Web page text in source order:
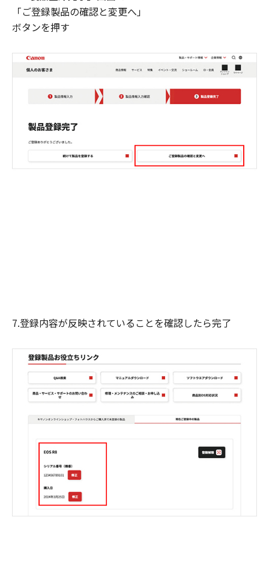
「ご登録製品の確認と変更へ」
ボタンを押す
7.登録内容が反映されていることを確認したら完了